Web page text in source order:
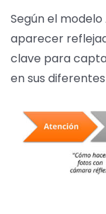
Según el
aparecer
clave para
en sus